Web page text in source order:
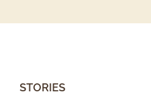
STORIES